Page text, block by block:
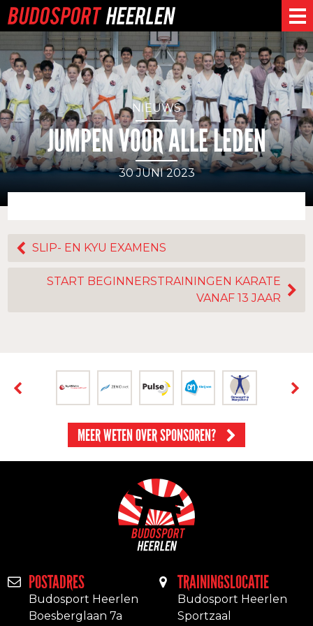
NIEUWS
JUMPEN VOOR ALLE LEDEN
30 JUNI 2023
SLIP- EN KYU EXAMENS
START BEGINNERSTRAININGEN KARATE
VANAF 13 JAAR
MEER WETEN OVER SPONSOREN?
POSTADRES
Budosport Heerlen
Boesberglaan 7a
TRAININGSLOCATIE
Budosport Heerlen
Sportzaal